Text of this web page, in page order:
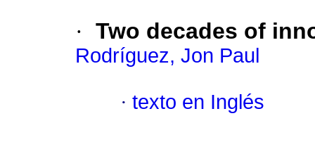
· Two decades of
Rodríguez, Jon Paul
· texto en Inglés